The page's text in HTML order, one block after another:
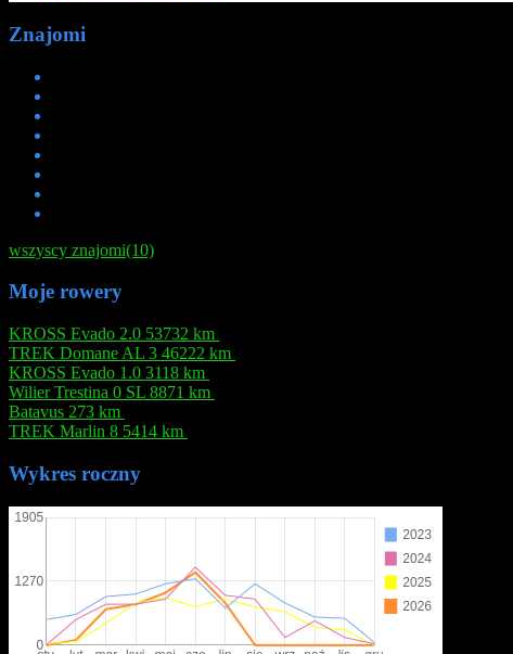
Znajomi
wszyscy znajomi(10)
Moje rowery
KROSS Evado 2.0 53732 km
TREK Domane AL 3 46222 km
KROSS Evado 1.0 3118 km
Wilier Trestina 0 SL 8871 km
Batavus 273 km
TREK Marlin 8 5414 km
Wykres roczny